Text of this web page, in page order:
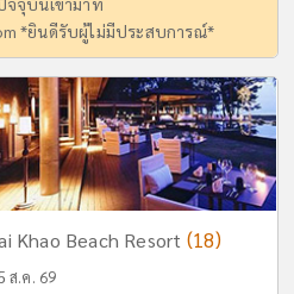
*ยินดีรับผู้ไม่มีประสบการณ์*
Khao Beach Resort (18)
ส.ค. 69